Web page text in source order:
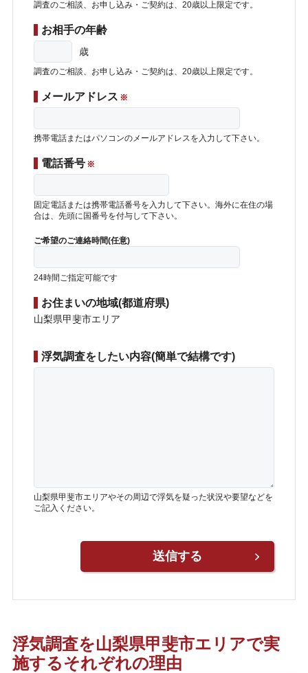
調査のご相談、お申し込み・ご契約は、20歳以上限定です。
お相手の年齢
歳
調査のご相談、お申し込み・ご契約は、20歳以上限定です。
メールアドレス ※
携帯電話またはパソコンのメールアドレスを入力して下さい。
電話番号 ※
固定電話または携帯電話番号を入力して下さい。海外に在住の場
合は、先頭に国番号を付与して下さい。
ご希望のご連絡時間(任意)
24時間ご指定可能です
お住まいの地域(都道府県)
山梨県甲斐市エリア
浮気調査をしたい内容(簡単で結構です)
山梨県甲斐市エリアやその周辺で浮気を疑った状況や要望などを
ご記入ください。
浮気調査を山梨県甲斐市エリアで実
施するそれぞれの理由